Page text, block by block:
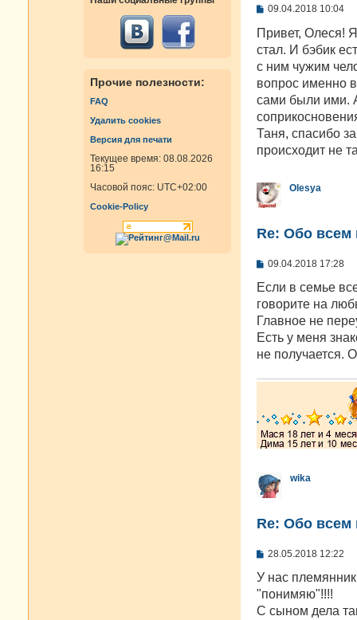
Прочие полезности:
FAQ
Удалить cookies
Версия для печати
Текущее время: 08.08.2026
16:15
Часовой пояс: UTC+02:00
Cookie-Policy
С
о
б
щ
е
и
е
09.04.2018 10:04
Привет, Олеся!
стал. И бэбик
с ним чужим
вопрос именно
сами были ими.
Таня, спасибо
происходит не
Olesya
Re: Oбо всем
С
о
щ
е
и
е
09.04.2018 17:28
Если в семье
говорите на
Главное не
Есть у меня
не получается.
wika
Re: Oбо всем
С
о
щ
е
28.05.2018 12:22
У нас
"понимяю"!!!!
С сыном дела